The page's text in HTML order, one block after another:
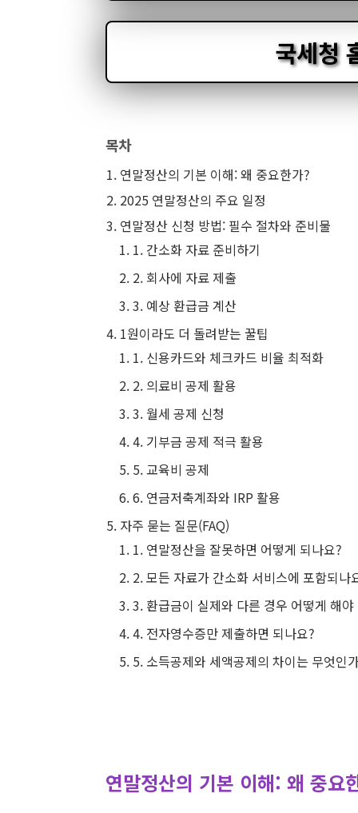
국세청
목차
연말정산의 기본 이해: 왜 중요한가?
2025 연말정산의 주요 일정
연말정산 신청 방법: 필수 절차와 준비물
1. 간소화 자료 준비하기
2. 회사에 자료 제출
3. 예상 환급금 계산
1원이라도 더 돌려받는 꿀팁
1. 신용카드와 체크카드 비율 최적화
2. 의료비 공제 활용
3. 월세 공제 신청
4. 기부금 공제 적극 활용
5. 교육비 공제
6. 연금저축계좌와 IRP 활용
자주 묻는 질문(FAQ)
1. 연말정산을 잘못하면 어떻게 되나요?
2. 모든 자료가 간소화 서비스에 포함되나
3. 환급금이 실제와 다른 경우 어떻게 해야
4. 전자영수증만 제출하면 되나요?
5. 소득공제와 세액공제의 차이는 무엇인
연말정산의 기본 이해: 왜 중요